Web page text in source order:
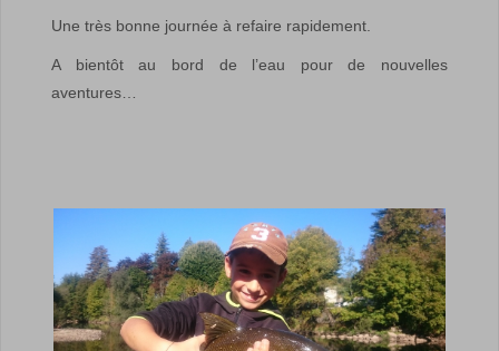
Une très bonne journée à refaire rapidement.
A bientôt au bord de l’eau pour de nouvelles
aventures…